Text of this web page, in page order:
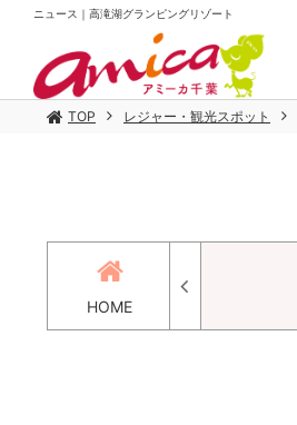
ニュース｜高滝湖グランピングリゾート
TOP レジャー・観光スポット
HOME